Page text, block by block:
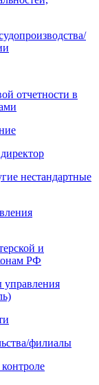
отчетности в
нестандартные
и
РФ
управления
филиалы